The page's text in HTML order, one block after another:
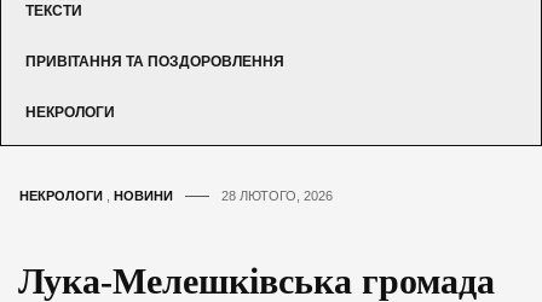
ТЕКСТИ
ПРИВІТАННЯ ТА ПОЗДОРОВЛЕННЯ
НЕКРОЛОГИ
НЕКРОЛОГИ НОВИНИ 28 ЛЮТОГО, 2026
Лука-Мелешківська громада